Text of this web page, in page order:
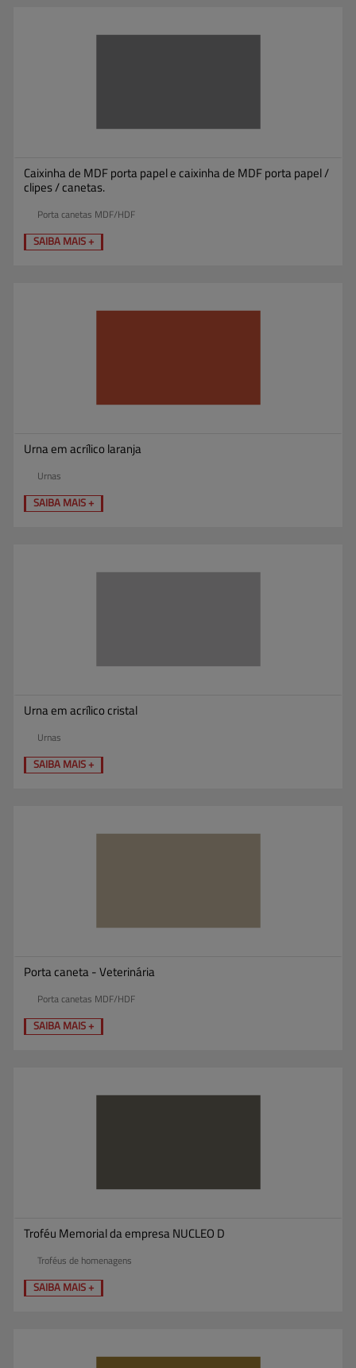
Caixinha de MDF porta papel e caixinha de MDF porta papel /
clipes / canetas.
Porta canetas MDF/HDF
SAIBA MAIS +
Urna em acrílico laranja
Urnas
SAIBA MAIS +
Urna em acrílico cristal
Urnas
SAIBA MAIS +
Porta caneta - Veterinária
Porta canetas MDF/HDF
SAIBA MAIS +
Troféu Memorial da empresa NUCLEO D
Troféus de homenagens
SAIBA MAIS +